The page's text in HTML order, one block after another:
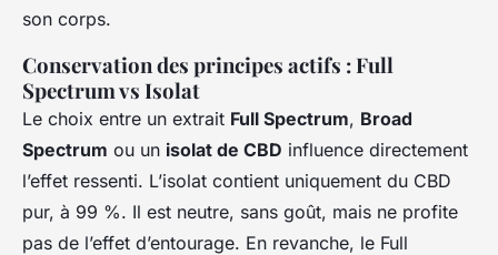
son corps.
Conservation des principes actifs : Full
Spectrum vs Isolat
Le choix entre un extrait Full Spectrum, Broad
Spectrum ou un isolat de CBD influence directement
l’effet ressenti. L’isolat contient uniquement du CBD
pur, à 99 %. Il est neutre, sans goût, mais ne profite
pas de l’effet d’entourage. En revanche, le Full